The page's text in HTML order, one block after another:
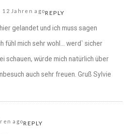
12 Jahren agoREPLY
gelandet und ich muss sagen
fühl mich sehr wohl… werd` sicher
schauen, würde mich natürlich über
auch sehr freuen. Gruß Sylvie
agoREPLY